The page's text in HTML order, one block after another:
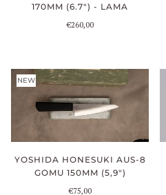
170MM (6.7") - LAMA
€260,00
NEW
YOSHIDA HONESUKI AUS-8
GOMU 150MM (5,9")
€75,00